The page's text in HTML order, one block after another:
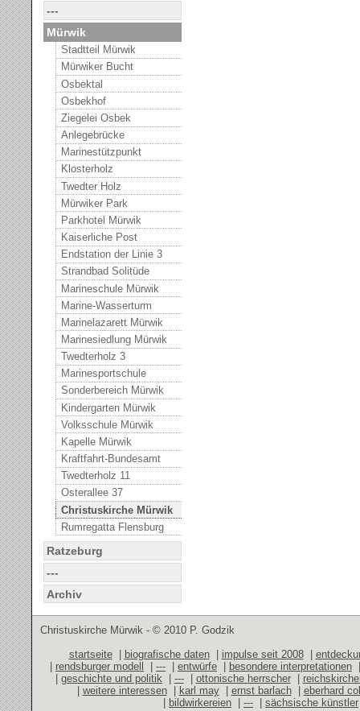
---
Mürwik
Stadtteil Mürwik
Mürwiker Bucht
Osbektal
Osbekhof
Ziegelei Osbek
Anlegebrücke
Marinestützpunkt
Klosterholz
Twedter Holz
Mürwiker Park
Parkhotel Mürwik
Kaiserliche Post
Endstation der Linie 3
Strandbad Solitüde
Marineschule Mürwik
Marine-Wasserturm
Marinelazarett Mürwik
Marinesiedlung Mürwik
Twedterholz 3
Marinesportschule
Sonderbereich Mürwik
Kindergarten Mürwik
Volksschule Mürwik
Kapelle Mürwik
Kraftfahrt-Bundesamt
Twedterholz 11
Osterallee 37
Christuskirche Mürwik
Rumregatta Flensburg
Ratzeburg
---
Archiv
Christuskirche Mürwik - © 2010 P. Godzik
startseite| biografische daten| impulse seit 2008|
rendsburger modell --- entwürfe besondere interpretationen
geschichte und politik ---| ottonische herrscher|
weitere interessen| karl may| ernst barlach| eberhard
bildwirkereien --- sächsische künstler